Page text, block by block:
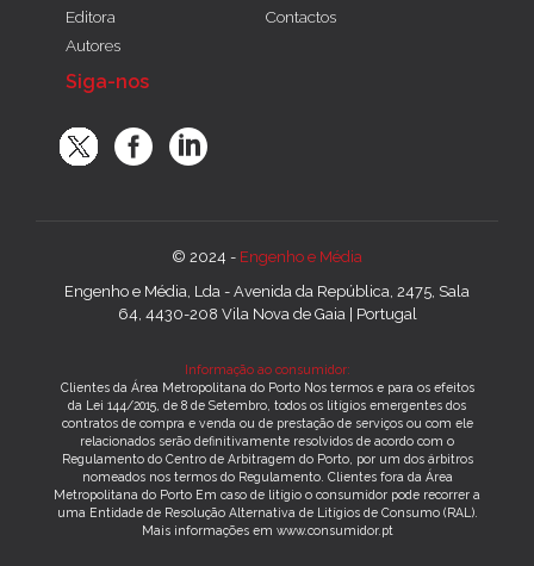
Editora
Autores
Contactos
Siga-nos
© 2024 - Engenho e Média
Engenho e Média, Lda - Avenida da República, 2475, Sala
64, 4430-208 Vila Nova de Gaia | Portugal
Informação ao consumidor:
Clientes da Área Metropolitana do Porto Nos termos e para os efeitos
da Lei 144/2015, de 8 de Setembro, todos os litígios emergentes dos
contratos de compra e venda ou de prestação de serviços ou com ele
relacionados serão definitivamente resolvidos de acordo com o
Regulamento do Centro de Arbitragem do Porto, por um dos árbitros
nomeados nos termos do Regulamento. Clientes fora da Área
Metropolitana do Porto Em caso de litígio o consumidor pode recorrer a
uma Entidade de Resolução Alternativa de Litígios de Consumo (RAL).
Mais informações em www.consumidor.pt